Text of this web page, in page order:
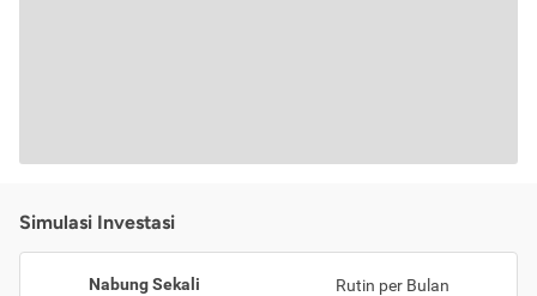
Simulasi Investasi
Nabung Sekali Rutin per Bulan